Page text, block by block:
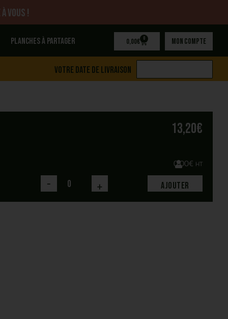
vous !
Planches à partager 0,00€ 0 Mon compte
Votre date de livraison
13,20€
0,00€ HT
- + Ajouter